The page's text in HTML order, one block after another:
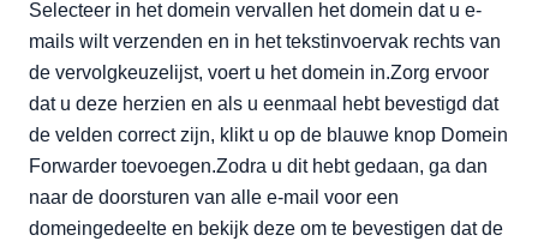
Selecteer in het domein vervallen het domein dat u e-
mails wilt verzenden en in het tekstinvoervak rechts van
de vervolgkeuzelijst, voert u het domein in.Zorg ervoor
dat u deze herzien en als u eenmaal hebt bevestigd dat
de velden correct zijn, klikt u op de blauwe knop Domein
Forwarder toevoegen.Zodra u dit hebt gedaan, ga dan
naar de doorsturen van alle e-mail voor een
domeingedeelte en bekijk deze om te bevestigen dat de